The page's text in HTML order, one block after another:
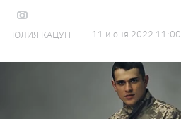
ЮЛИЯ КАЦУН 11 июня 2022 11:00